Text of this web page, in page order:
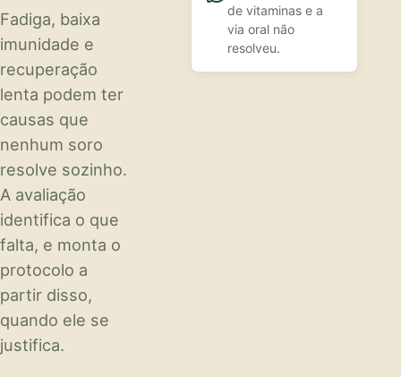
Fadiga, baixa
imunidade e
recuperação
lenta podem ter
causas que
nenhum soro
resolve sozinho.
A avaliação
identifica o que
falta, e monta o
protocolo a
partir disso,
quando ele se
justifica.
de vitaminas e a
via oral não
resolveu.